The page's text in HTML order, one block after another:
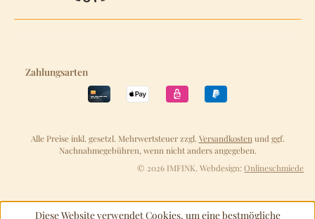
Zahlungsarten
Alle Preise inkl. gesetzl. Mehrwertsteuer zzgl. Versandkosten und ggf.
Nachnahmegebühren, wenn nicht anders angegeben.
© 2026 IMFINK. Webdesign:Onlineschmiede
Diese Website verwendet Cookies, um eine bestmögliche